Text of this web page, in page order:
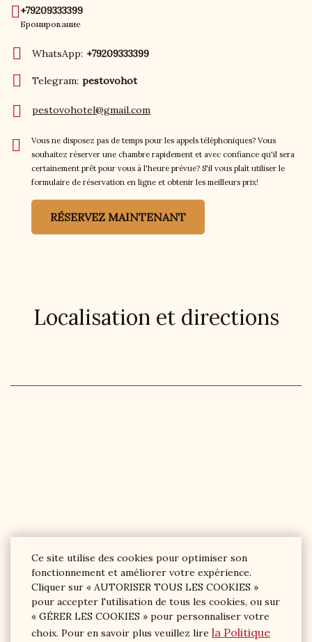
Ce site utilise des cookies pour optimiser son
fonctionnement et améliorer votre expérience.
Cliquer sur « AUTORISER TOUS LES COOKIES »
pour accepter l'utilisation de tous les cookies, ou sur
« GÉRER LES COOKIES » pour personnaliser votre
choix. Pour en savoir plus veuillez lire la Politique
+79209333399
Бронирование
WhatsApp: +79209333399
Telegram: pestovohot
pestovohotel@gmail.com
Vous ne disposez pas de temps pour les appels téléphoniques? Vous
souhaitez réserver une chambre rapidement et avec confiance qu'il sera
certainement prêt pour vous à l'heure prévue? S'il vous plaît utiliser le
formulaire de réservation en ligne et obtenir les meilleurs prix!
RÉSERVEZ MAINTENANT
Localisation et directions